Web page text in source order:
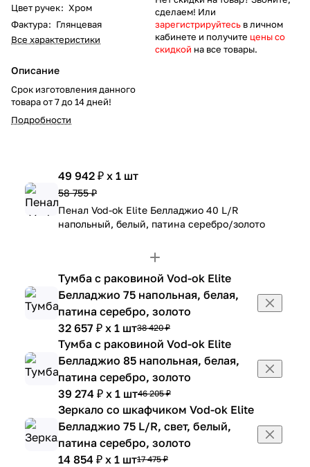
Цвет ручек: Хром
Фактура: Глянцевая
Все характеристики
Описание
Срок изготовления данного
товара от 7 до 14 дней!
Подробности
сделаем! Или
зарегистрируйтесь в личном
кабинете и получите цены со
скидкой на все товары.
49 942 ₽ x 1 шт
58 755 ₽
Пенал Vod-ok Elite Белладжио 40 L/R
напольный, белый, патина серебро/золото
Тумба с раковиной Vod-ok Elite
Белладжио 75 напольная, белая,
патина серебро, золото
32 657 ₽ x 1 шт38 420 ₽
Тумба с раковиной Vod-ok Elite
Белладжио 85 напольная, белая,
патина серебро, золото
39 274 ₽ x 1 шт46 205 ₽
Зеркало со шкафчиком Vod-ok Elite
Белладжио 75 L/R, свет, белый,
патина серебро, золото
14 854 ₽ x 1 шт17 475 ₽